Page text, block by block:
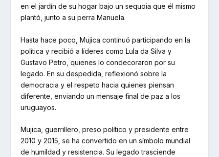
en el jardín de su hogar bajo un sequoia que él mismo
plantó, junto a su perra Manuela.
Hasta hace poco, Mujica continuó participando en la
política y recibió a líderes como Lula da Silva y
Gustavo Petro, quienes lo condecoraron por su
legado. En su despedida, reflexionó sobre la
democracia y el respeto hacia quienes piensan
diferente, enviando un mensaje final de paz a los
uruguayos.
Mujica, guerrillero, preso político y presidente entre
2010 y 2015, se ha convertido en un símbolo mundial
de humildad y resistencia. Su legado trasciende